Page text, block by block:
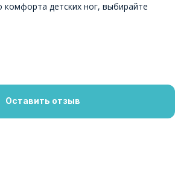
комфорта детских ног, выбирайте
Оставить отзыв